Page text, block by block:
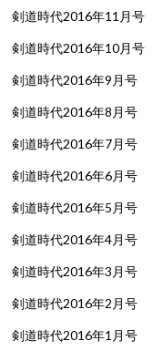
剣道時代2016年11月号
剣道時代2016年10月号
剣道時代2016年9月号
剣道時代2016年8月号
剣道時代2016年7月号
剣道時代2016年6月号
剣道時代2016年5月号
剣道時代2016年4月号
剣道時代2016年3月号
剣道時代2016年2月号
剣道時代2016年1月号